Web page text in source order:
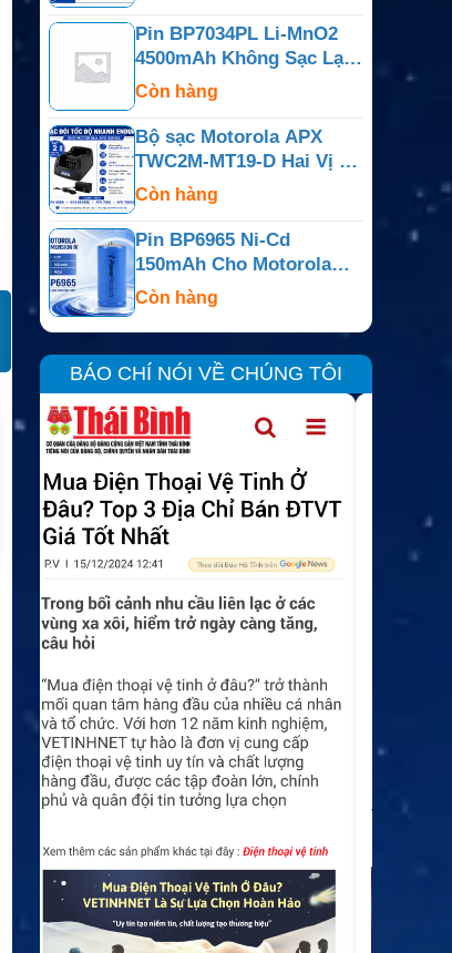
Pin BP7034PL Li-MnO2
4500mAh Không Sạc Lại
Cho Bộ Đàm Motorola
Còn hàng
Bộ sạc Motorola APX
TWC2M-MT19-D Hai Vị Trí
Cho APX6000, APX7000,
Còn hàng
Pin BP6965 Ni-Cd
150mAh Cho Motorola
Dimension IV, Minitor Và
Dòng Tương Thích
Còn hàng
BÁO CHÍ NÓI VỀ CHÚNG TÔI